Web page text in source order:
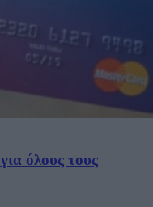
όλους τους